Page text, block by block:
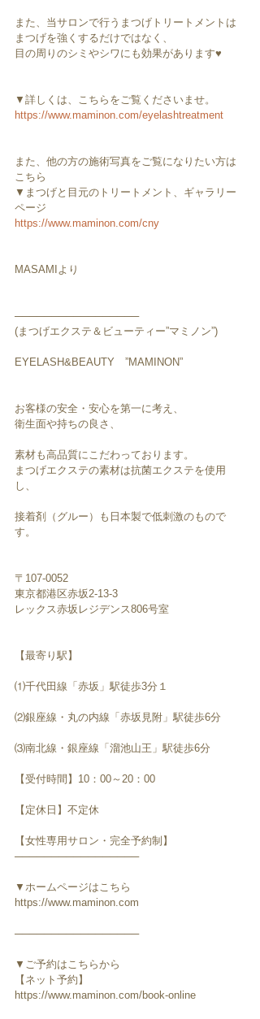
また、当サロンで行うまつげトリートメントは
まつげを強くするだけではなく、
目の周りのシミやシワにも効果があります♥︎︎
▼詳しくは、こちらをご覧くださいませ。
https://www.maminon.com/eyelashtreatment
また、他の方の施術写真をご覧になりたい方は
こちら
▼まつげと目元のトリートメント、ギャラリー
ページ
https://www.maminon.com/cny
MASAMIより
─────────────────
(まつげエクステ＆ビューティー”マミノン”)
EYELASH&BEAUTY　”MAMINON”
お客様の安全・安心を第一に考え、
衛生面や持ちの良さ、
素材も高品質にこだわっております。
まつげエクステの素材は抗菌エクステを使用
し、
接着剤（グルー）も日本製で低刺激のもので
す。
〒107-0052
東京都港区赤坂2-13-3
レックス赤坂レジデンス806号室
【最寄り駅】
⑴千代田線「赤坂」駅徒歩3分１
⑵銀座線・丸の内線「赤坂見附」駅徒歩6分
⑶南北線・銀座線「溜池山王」駅徒歩6分
【受付時間】10：00～20：00
【定休日】不定休
【女性専用サロン・完全予約制】
─────────────────
▼ホームページはこちら
https://www.maminon.com
─────────────────
▼ご予約はこちらから
【ネット予約】
https://www.maminon.com/book-online